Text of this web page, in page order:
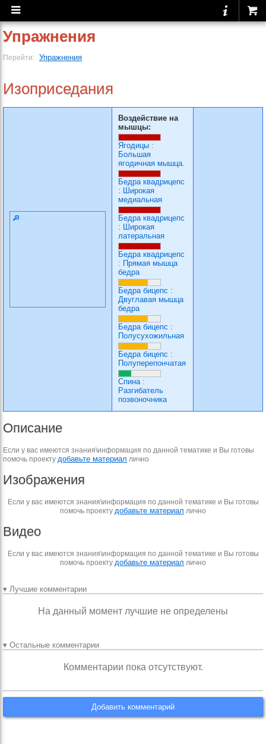
Упражнения
Перейти: Упражнения
Изоприседания
Воздействие на
мышцы:
Ягодицы :
Большая
ягодичная мышца.
Бедра квадрицепс
: Широкая
медиальная
Бедра квадрицепс
: Широкая
латеральная
Бедра квадрицепс
: Прямая мышца
бедра
Бедра бицепс :
Двуглавая мышца
бедра
Бедра бицепс :
Полусухожильная
Бедра бицепс :
Полуперепончатая
Спина:
Разгибатель
позвоночника
Описание
Если у вас имеются знания\информация по данной тематике и Вы готовы
помочь проекту добавьте материал лично
Изображения
Если у вас имеются знания\информация по данной тематике и Вы готовы
помочь проекту добавьте материал лично
Видео
Если у вас имеются знания\информация по данной тематике и Вы готовы
помочь проекту добавьте материал лично
▾ Лучшие комментарии
На данный момент лучшие не определены
▾ Остальные комментарии
Комментарии пока отсутствуют.
Добавить комментарий